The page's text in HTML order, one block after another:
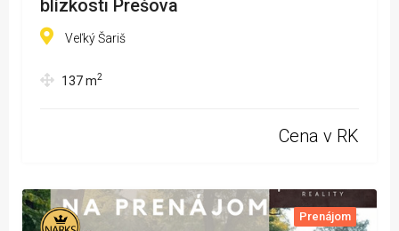
blízkosti Prešova
Veľký Šariš
137m2
Cena v RK
Prenájom